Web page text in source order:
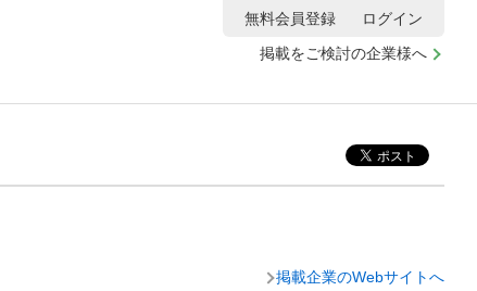
掲載をご検討の企業様へ
無料会員登録 ログイン
掲載企業のWebサイトへ